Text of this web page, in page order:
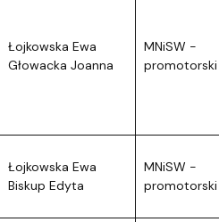
Łojkowska Ewa
Głowacka Joanna
MNiSW -
promotorski
Łojkowska Ewa
Biskup Edyta
MNiSW -
promotorski